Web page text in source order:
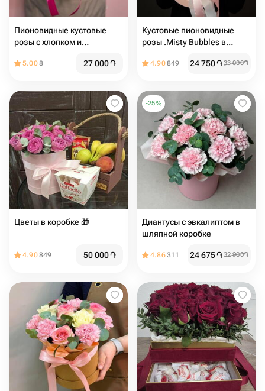
Пионовидные кустовые
розы с хлопком и
5.008 27 000֏
Кустовые пионовидные
розы .Misty Bubbles в
4.90849 24 750֏33 000֏
Цветы в коробке 🎁 ️
4.90849 50 000֏
-25%
Диантусы с эвкалиптом в
шляпной коробке
4.86311 24 675֏32 900֏